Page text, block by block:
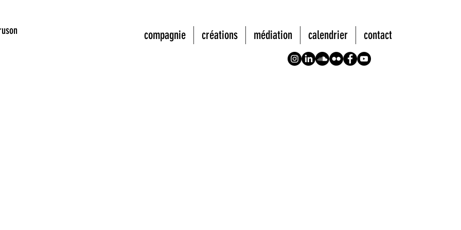
compagnie créations médiation calendrier contact